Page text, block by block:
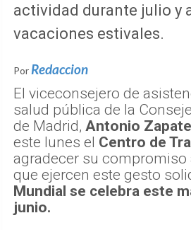
actividad durante julio y
vacaciones estivales.
Por Redaccion
El viceconsejero de
salud pública de la
de Madrid, Antonio
este lunes el Centro de
agradecer su compromiso
que ejercen este gesto
Mundial se celebra este
junio.